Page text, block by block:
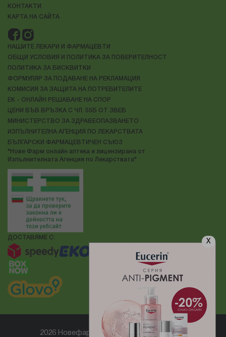
X
КОНТАКТИ
КАРТА НА САЙТА
НАШИТЕ ЛЕКАРИ И ФАРМАЦЕВТИ
ОБЩИ УСЛОВИЯ И ПОЛИТИКА ЗА ПОВЕРИТЕЛНОСТ
ПОЛИТИКА ЗА БИСКВИТКИ
ФОРМУЛЯР ЗА ПОДАВАНЕ НА РЕКЛАМАЦИЯ
КОМИСИЯ ЗА ЗАЩИТА НА ПОТРЕБИТЕЛИТЕ
ЕК - ОНЛАЙН РЕШАВАНЕ НА СПОР
ЦЕНИ ВЪВ ВРЪЗКА С ЧЛ. 55Б ОТ ЗВЕБ
МИНИСТЕРСТВО ЗА ЗДРАВЕОПАЗВАНЕТО
ИЗПЪЛНИТЕЛНА АГЕНЦИЯ ПО ЛЕКАРСТВАТА
БЪЛГАРСКИ ФАРМАЦЕВТИЧЕН СЪЮЗ
"Нове Фарм онлайн аптека е лицензирана от
Изпълнителната Агенция по Лекарствата"
ДОСТАВЯМЕ С:
2026 Новефарм ® Всички права запазени